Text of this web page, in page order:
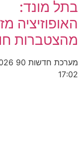
בתל מונד:
האופוזיציה
מהצטברות
מערכת חדשות 90
17:02